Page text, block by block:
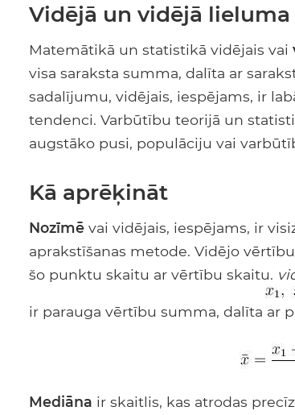
Vidējā un vidējā
Matemātikā un statistikā vidējais vai
visa saraksta summa, dalīta ar
sadalījumu, vidējais, iespējams, ir
tendenci. Varbūtību teorijā un
augstāko pusi, populāciju vai
Kā aprēķināt
Nozīmē vai vidējais, iespējams, ir
aprakstīšanas metode. Vidējo
šo punktu skaitu ar vērtību skaitu.
ir parauga vērtību summa, dalīta ar
Mediāna ir skaitlis, kas atrodas